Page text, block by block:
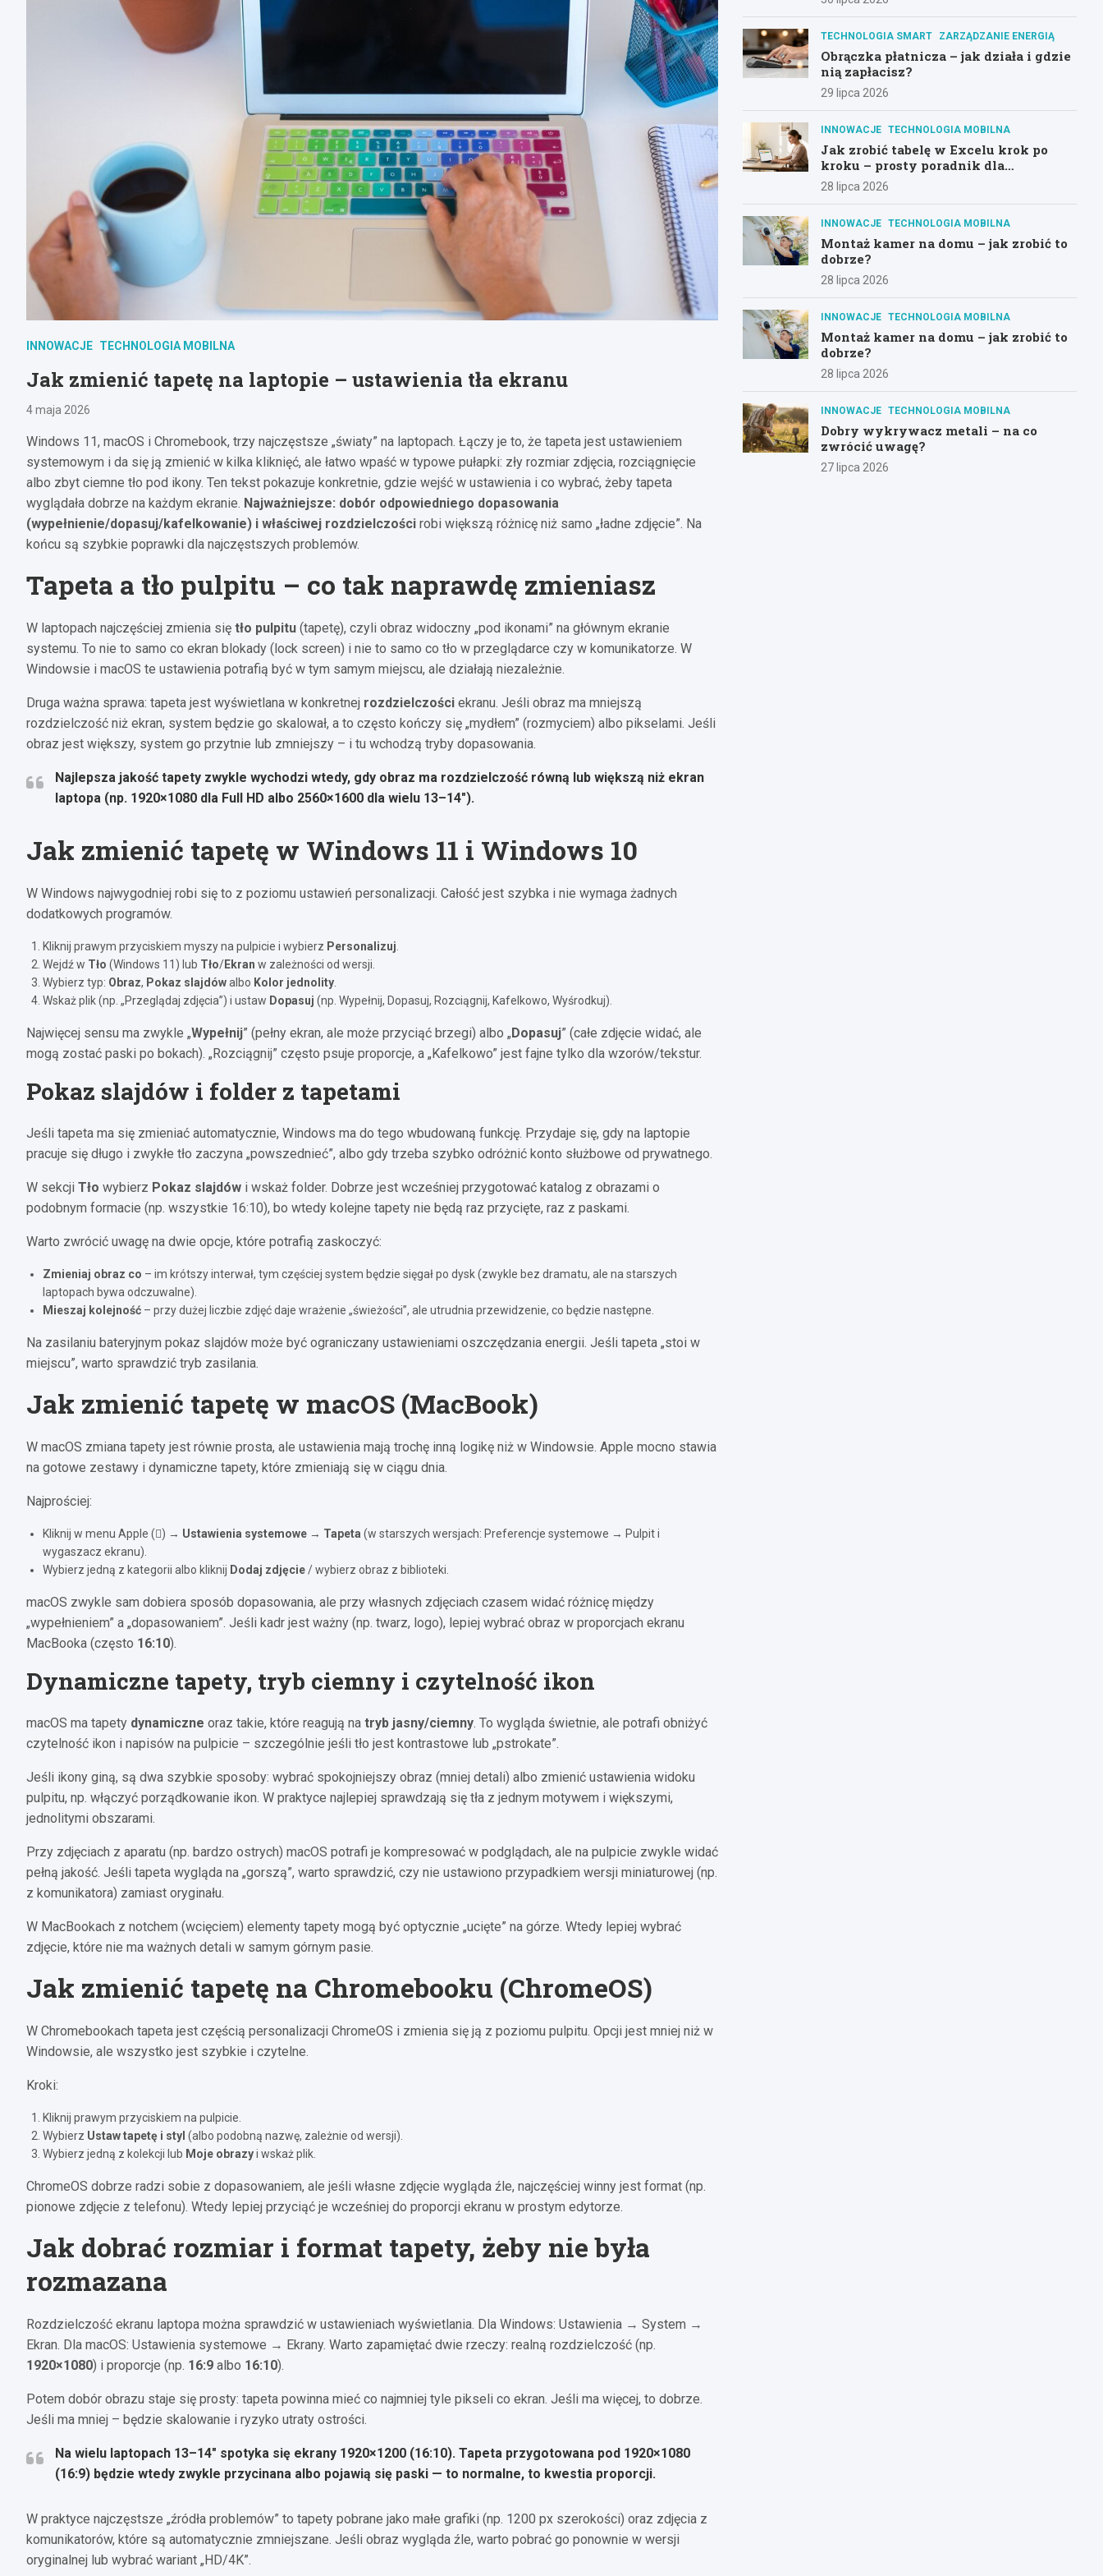
INNOWACJE TECHNOLOGIA MOBILNA
Jak zmienić tapetę na laptopie – ustawienia tła ekranu
4 maja 2026
Windows 11, macOS i Chromebook, trzy najczęstsze „światy” na laptopach. Łączy je to, że tapeta jest ustawieniem
systemowym i da się ją zmienić w kilka kliknięć, ale łatwo wpaść w typowe pułapki: zły rozmiar zdjęcia, rozciągnięcie
albo zbyt ciemne tło pod ikony. Ten tekst pokazuje konkretnie, gdzie wejść w ustawienia i co wybrać, żeby tapeta
wyglądała dobrze na każdym ekranie. Najważniejsze: dobór odpowiedniego dopasowania
(wypełnienie/dopasuj/kafelkowanie) i właściwej rozdzielczości robi większą różnicę niż samo „ładne zdjęcie”. Na
końcu są szybkie poprawki dla najczęstszych problemów.
Tapeta a tło pulpitu – co tak naprawdę zmieniasz
W laptopach najczęściej zmienia się tło pulpitu (tapetę), czyli obraz widoczny „pod ikonami” na głównym ekranie
systemu. To nie to samo co ekran blokady (lock screen) i nie to samo co tło w przeglądarce czy w komunikatorze. W
Windowsie i macOS te ustawienia potrafią być w tym samym miejscu, ale działają niezależnie.
Druga ważna sprawa: tapeta jest wyświetlana w konkretnej rozdzielczości ekranu. Jeśli obraz ma mniejszą
rozdzielczość niż ekran, system będzie go skalował, a to często kończy się „mydłem” (rozmyciem) albo pikselami. Jeśli
obraz jest większy, system go przytnie lub zmniejszy – i tu wchodzą tryby dopasowania.
Najlepsza jakość tapety zwykle wychodzi wtedy, gdy obraz ma rozdzielczość równą lub większą niż ekran
laptopa (np. 1920×1080 dla Full HD albo 2560×1600 dla wielu 13–14″).
Jak zmienić tapetę w Windows 11 i Windows 10
W Windows najwygodniej robi się to z poziomu ustawień personalizacji. Całość jest szybka i nie wymaga żadnych
dodatkowych programów.
Kliknij prawym przyciskiem myszy na pulpicie i wybierz Personalizuj
Wejdź w Tło (Windows 11) lub Tło/Ekran w zależności od wersji.
Wybierz typ: Obraz, Pokaz slajdówalbo Kolor jednolity
Wskaż plik (np. „Przeglądaj zdjęcia”) i ustaw Dopasuj (np. Wypełnij, Dopasuj, Rozciągnij, Kafelkowo, Wyśrodkuj).
Najwięcej sensu ma zwykle „Wypełnij” (pełny ekran, ale może przyciąć brzegi) albo „Dopasuj” (całe zdjęcie widać, ale
mogą zostać paski po bokach). „Rozciągnij” często psuje proporcje, a „Kafelkowo” jest fajne tylko dla wzorów/tekstur.
Pokaz slajdów i folder z tapetami
Jeśli tapeta ma się zmieniać automatycznie, Windows ma do tego wbudowaną funkcję. Przydaje się, gdy na laptopie
pracuje się długo i zwykłe tło zaczyna „powszednieć”, albo gdy trzeba szybko odróżnić konto służbowe od prywatnego.
W sekcji Tło wybierz Pokaz slajdów i wskaż folder. Dobrze jest wcześniej przygotować katalog z obrazami o
podobnym formacie (np. wszystkie 16:10), bo wtedy kolejne tapety nie będą raz przycięte, raz z paskami.
Warto zwrócić uwagę na dwie opcje, które potrafią zaskoczyć:
Zmieniaj obraz co – im krótszy interwał, tym częściej system będzie sięgał po dysk (zwykle bez dramatu, ale na starszych
laptopach bywa odczuwalne).
Mieszaj kolejność – przy dużej liczbie zdjęć daje wrażenie „świeżości”, ale utrudnia przewidzenie, co będzie następne.
Na zasilaniu bateryjnym pokaz slajdów może być ograniczany ustawieniami oszczędzania energii. Jeśli tapeta „stoi w
miejscu”, warto sprawdzić tryb zasilania.
Jak zmienić tapetę w macOS (MacBook)
W macOS zmiana tapety jest równie prosta, ale ustawienia mają trochę inną logikę niż w Windowsie. Apple mocno stawia
na gotowe zestawy i dynamiczne tapety, które zmieniają się w ciągu dnia.
Najprościej:
Kliknij w menu Apple () → Ustawienia systemowe → Tapeta (w starszych wersjach: Preferencje systemowe → Pulpit i
wygaszacz ekranu).
Wybierz jedną z kategorii albo kliknij Dodaj zdjęcie/ wybierz obraz z biblioteki.
macOS zwykle sam dobiera sposób dopasowania, ale przy własnych zdjęciach czasem widać różnicę między
„wypełnieniem” a „dopasowaniem”. Jeśli kadr jest ważny (np. twarz, logo), lepiej wybrać obraz w proporcjach ekranu
MacBooka (często 16:10).
Dynamiczne tapety, tryb ciemny i czytelność ikon
macOS ma tapety dynamiczne oraz takie, które reagują na tryb jasny/ciemny. To wygląda świetnie, ale potrafi obniżyć
czytelność ikon i napisów na pulpicie – szczególnie jeśli tło jest kontrastowe lub „pstrokatе”.
Jeśli ikony giną, są dwa szybkie sposoby: wybrać spokojniejszy obraz (mniej detali) albo zmienić ustawienia widoku
pulpitu, np. włączyć porządkowanie ikon. W praktyce najlepiej sprawdzają się tła z jednym motywem i większymi,
jednolitymi obszarami.
Przy zdjęciach z aparatu (np. bardzo ostrych) macOS potrafi je kompresować w podglądach, ale na pulpicie zwykle widać
pełną jakość. Jeśli tapeta wygląda na „gorszą”, warto sprawdzić, czy nie ustawiono przypadkiem wersji miniaturowej (np.
z komunikatora) zamiast oryginału.
W MacBookach z notchem (wcięciem) elementy tapety mogą być optycznie „ucięte” na górze. Wtedy lepiej wybrać
zdjęcie, które nie ma ważnych detali w samym górnym pasie.
Jak zmienić tapetę na Chromebooku (ChromeOS)
W Chromebookach tapeta jest częścią personalizacji ChromeOS i zmienia się ją z poziomu pulpitu. Opcji jest mniej niż w
Windowsie, ale wszystko jest szybkie i czytelne.
Kroki:
Kliknij prawym przyciskiem na pulpicie.
Wybierz Ustaw tapetę i styl (albo podobną nazwę, zależnie od wersji).
Wybierz jedną z kolekcji lub Moje obrazyi wskaż plik.
ChromeOS dobrze radzi sobie z dopasowaniem, ale jeśli własne zdjęcie wygląda źle, najczęściej winny jest format (np.
pionowe zdjęcie z telefonu). Wtedy lepiej przyciąć je wcześniej do proporcji ekranu w prostym edytorze.
Jak dobrać rozmiar i format tapety, żeby nie była
rozmazana
Rozdzielczość ekranu laptopa można sprawdzić w ustawieniach wyświetlania. Dla Windows: Ustawienia → System →
Ekran. Dla macOS: Ustawienia systemowe → Ekrany. Warto zapamiętać dwie rzeczy: realną rozdzielczość (np.
1920×1080) i proporcje (np. 16:9 albo 16:10).
Potem dobór obrazu staje się prosty: tapeta powinna mieć co najmniej tyle pikseli co ekran. Jeśli ma więcej, to dobrze.
Jeśli ma mniej – będzie skalowanie i ryzyko utraty ostrości.
Na wielu laptopach 13–14″ spotyka się ekrany 1920×1200 (16:10). Tapeta przygotowana pod 1920×1080
(16:9) będzie wtedy zwykle przycinana albo pojawią się paski — to normalne, to kwestia proporcji.
W praktyce najczęstsze „źródła problemów” to tapety pobrane jako małe grafiki (np. 1200 px szerokości) oraz zdjęcia z
komunikatorów, które są automatycznie zmniejszane. Jeśli obraz wygląda źle, warto pobrać go ponownie w wersji
oryginalnej lub wybrać wariant „HD/4K”.
TECHNOLOGIA SMART ZARZĄDZANIE ENERGIĄ
Obrączka płatnicza – jak działa i gdzie
nią zapłacisz?
29 lipca 2026
INNOWACJE TECHNOLOGIA MOBILNA
Jak zrobić tabelę w Excelu krok po
kroku – prosty poradnik dla
początkujących
28 lipca 2026
INNOWACJE TECHNOLOGIA MOBILNA
Montaż kamer na domu – jak zrobić to
dobrze?
28 lipca 2026
INNOWACJE TECHNOLOGIA MOBILNA
Montaż kamer na domu – jak zrobić to
dobrze?
28 lipca 2026
INNOWACJE TECHNOLOGIA MOBILNA
Dobry wykrywacz metali – na co
zwrócić uwagę?
27 lipca 2026